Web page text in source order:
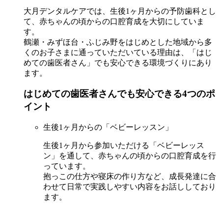
大月デンタルケアでは、生後1ヶ月からの予防歯科とし
て、赤ちゃんの頃からの口腔育成を大切にしていま
す。
鶴瀬・みずほ台・ふじみ野をはじめとした地域から多
くのお子さまに通っていただいている理由は、「はじ
めての歯医者さん」でも安心できる環境づくりにあり
ます。
はじめての歯医者さんでも安心できる4つのポ
イント
生後1ヶ月からの「ベビーレッスン」
生後1ヶ月から参加いただける「ベビーレッス
ン」を通して、赤ちゃんの頃からの口腔育成を行
っています。
抱っこの仕方や寝床の作り方など、成長発達に合
わせて日常で実践しやすい内容をお話ししており
ます。